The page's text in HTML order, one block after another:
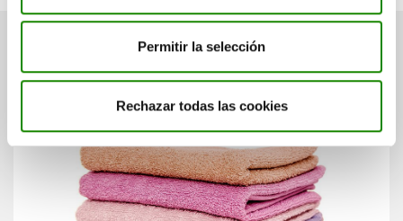
Permitir la selección
Rechazar todas las cookies
Otras noticias relacionadas